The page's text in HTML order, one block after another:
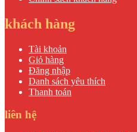
khách hàng
Tài khoản
Giỏ hàng
Đăng nhập
Danh sách yêu thích
Thanh toán
liên hệ